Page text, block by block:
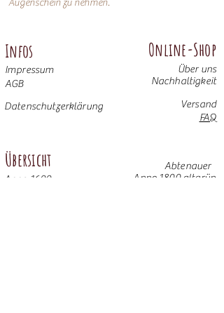
Augenschein zu nehmen.
Infos
Impressum
AGB
Online-Shop
Über uns
Nachhaltigkeit
Datenschutzerklärung
Versand
FAQ
Abtenauer
Übersicht
Anno 1600
Anno 1800 altgrün